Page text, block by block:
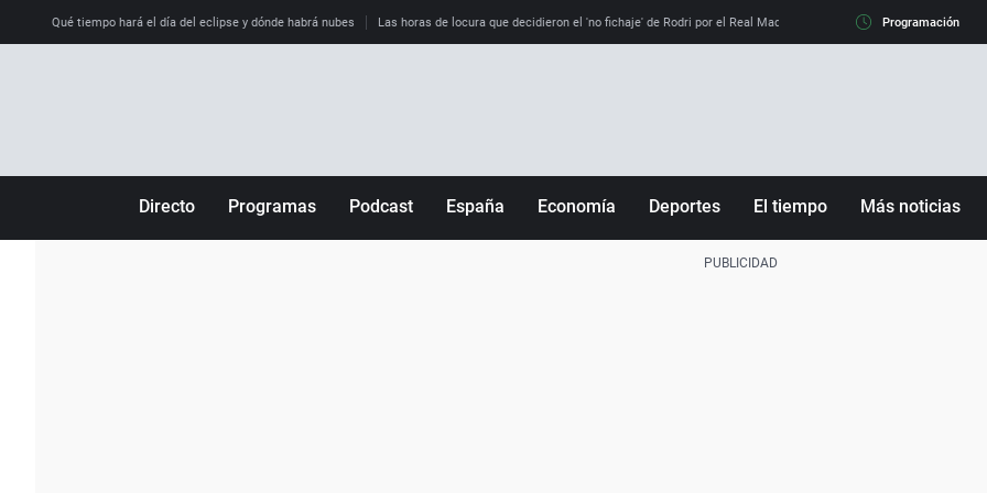
Qué tiempo hará el día del eclipse y dónde habrá nubes Las horas de locura que decidieron el 'no fichaje' de Rodri por el Real Madrid y su 'sí' al Barça La llamada
Programación
Directo Programas Podcast España Economía Deportes El tiempo Más noticias